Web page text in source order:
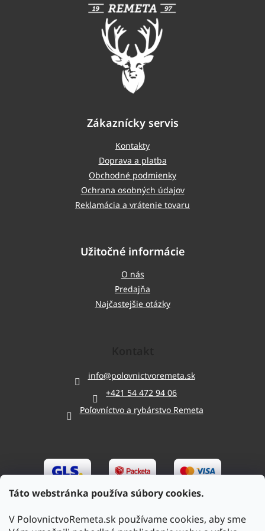
Táto webstránka používa súbory cookies.
V PolovnictvoRemeta.sk používame cookies, aby sme
Zákaznícky servis
Kontakty
Doprava a platba
Obchodné podmienky
Ochrana osobných údajov
Reklamácia a vrátenie tovaru
Užitočné informácie
O nás
Predajňa
Najčastejšie otázky
info@polovnictvoremeta.sk
+421 54 472 94 06
Poľovníctvo a rybárstvo Remeta